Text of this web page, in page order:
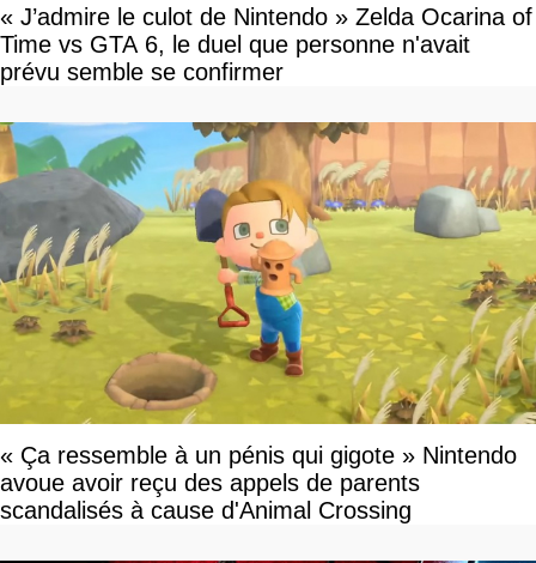
« J’admire le culot de Nintendo » Zelda Ocarina of
Time vs GTA 6, le duel que personne n'avait
prévu semble se confirmer
« Ça ressemble à un pénis qui gigote » Nintendo
avoue avoir reçu des appels de parents
scandalisés à cause d'Animal Crossing